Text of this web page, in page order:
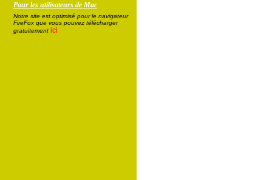
Pour les utilisateurs de Mac
Notre site est optimisé pour le navigateur
FireFox que vous pouvez télécharger
gratuitement ici